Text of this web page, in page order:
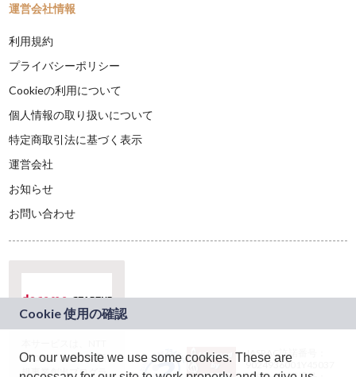
運営会社情報
利用規約
プライバシーポリシー
Cookieの利用について
個人情報の取り扱いについて
特定商取引法に基づく表示
運営会社
お知らせ
お問い合わせ
ドコモグループの新
規事業創出プログラ
JASRAC許諾番号：
9024936001Y45037
On our website we use some cookies. These are